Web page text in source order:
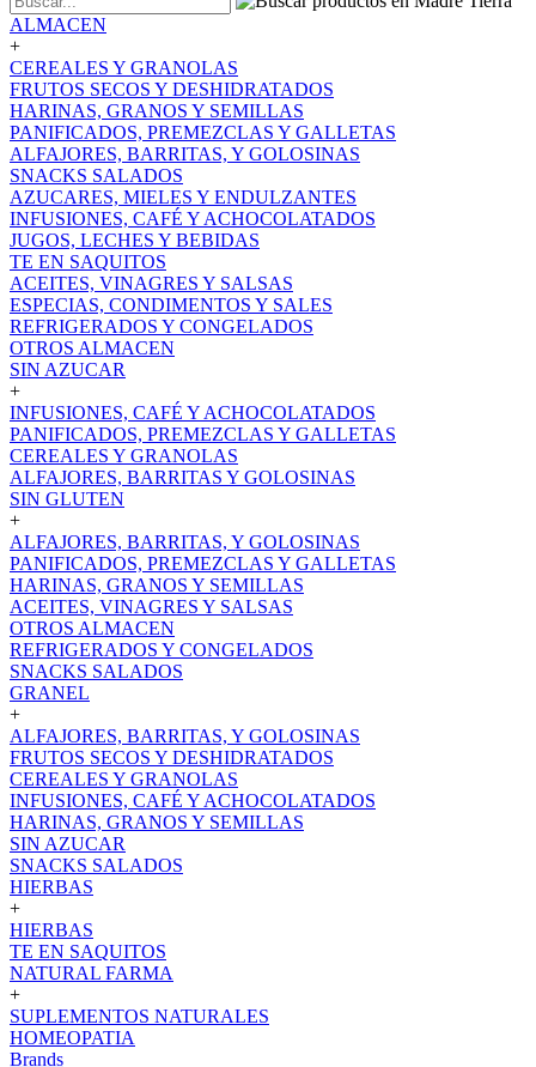
ALMACEN
+
CEREALES Y GRANOLAS
FRUTOS SECOS Y DESHIDRATADOS
HARINAS, GRANOS Y SEMILLAS
PANIFICADOS, PREMEZCLAS Y GALLETAS
ALFAJORES, BARRITAS, Y GOLOSINAS
SNACKS SALADOS
AZUCARES, MIELES Y ENDULZANTES
INFUSIONES, CAFÉ Y ACHOCOLATADOS
JUGOS, LECHES Y BEBIDAS
TE EN SAQUITOS
ACEITES, VINAGRES Y SALSAS
ESPECIAS, CONDIMENTOS Y SALES
REFRIGERADOS Y CONGELADOS
OTROS ALMACEN
SIN AZUCAR
+
INFUSIONES, CAFÉ Y ACHOCOLATADOS
PANIFICADOS, PREMEZCLAS Y GALLETAS
CEREALES Y GRANOLAS
ALFAJORES, BARRITAS Y GOLOSINAS
SIN GLUTEN
+
ALFAJORES, BARRITAS, Y GOLOSINAS
PANIFICADOS, PREMEZCLAS Y GALLETAS
HARINAS, GRANOS Y SEMILLAS
ACEITES, VINAGRES Y SALSAS
OTROS ALMACEN
REFRIGERADOS Y CONGELADOS
SNACKS SALADOS
GRANEL
+
ALFAJORES, BARRITAS, Y GOLOSINAS
FRUTOS SECOS Y DESHIDRATADOS
CEREALES Y GRANOLAS
INFUSIONES, CAFÉ Y ACHOCOLATADOS
HARINAS, GRANOS Y SEMILLAS
SIN AZUCAR
SNACKS SALADOS
HIERBAS
+
HIERBAS
TE EN SAQUITOS
NATURAL FARMA
+
SUPLEMENTOS NATURALES
HOMEOPATIA
Brands